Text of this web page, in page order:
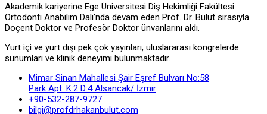
Akademik kariyerine Ege Üniversitesi Diş Hekimliği Fakültesi
Ortodonti Anabilim Dalı’nda devam eden Prof. Dr. Bulut sırasıyla
Doçent Doktor ve Profesör Doktor ünvanlarını aldı.
Yurt içi ve yurt dışı pek çok yayınları, uluslararası kongrelerde
sunumları ve klinik deneyimi bulunmaktadır.
Mimar Sinan Mahallesi Şair Eşref Bulvarı No:58
Park Apt. K:2 D:4 Alsancak/ İzmir
+90-532-287-9727
bilgi@profdrhakanbulut.com